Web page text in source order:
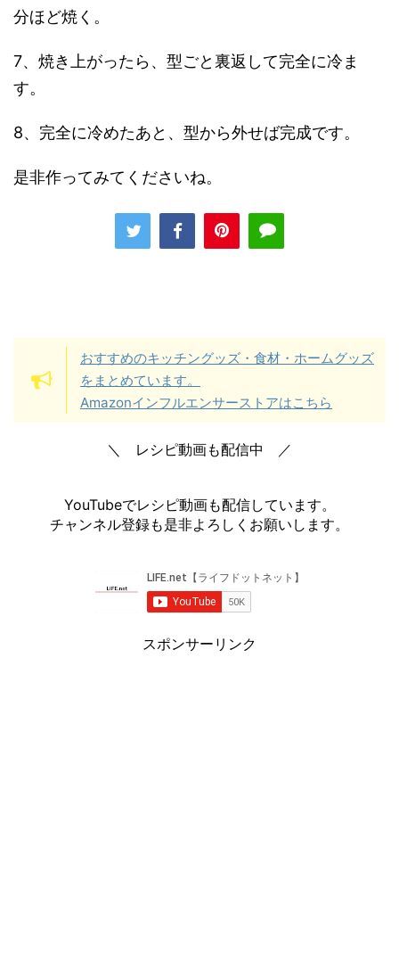
分ほど焼く。
7、焼き上がったら、型ごと裏返して完全に冷ま
す。
8、完全に冷めたあと、型から外せば完成です。
是非作ってみてくださいね。
おすすめのキッチングッズ・食材・ホームグッズ
をまとめています。
Amazonインフルエンサーストアはこちら
＼ レシピ動画も配信中 ／
YouTubeでレシピ動画も配信しています。
チャンネル登録も是非よろしくお願いします。
スポンサーリンク